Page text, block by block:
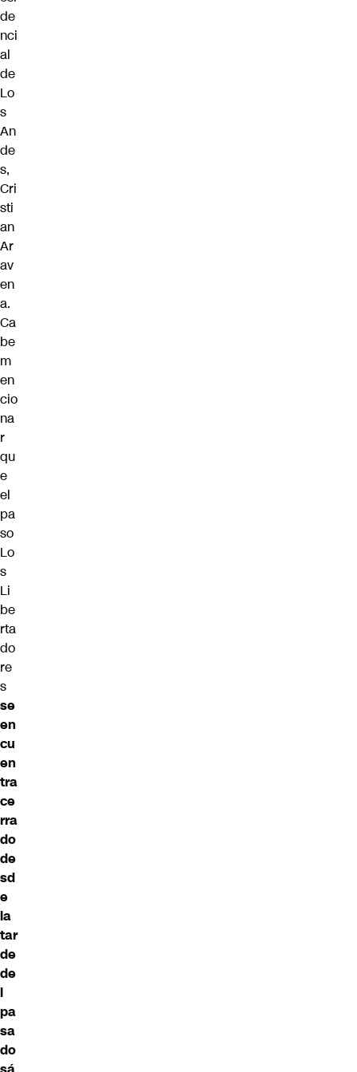
de
nci
al
de
Lo
s
An
de
s,
Cri
sti
an
Ar
av
en
a.
Ca
be
m
en
cio
na
r
qu
e
el
pa
so
Lo
s
Li
be
rta
do
re
s
se
en
cu
en
tra
ce
rra
do
de
sd
e
la
tar
de
de
l
pa
sa
do